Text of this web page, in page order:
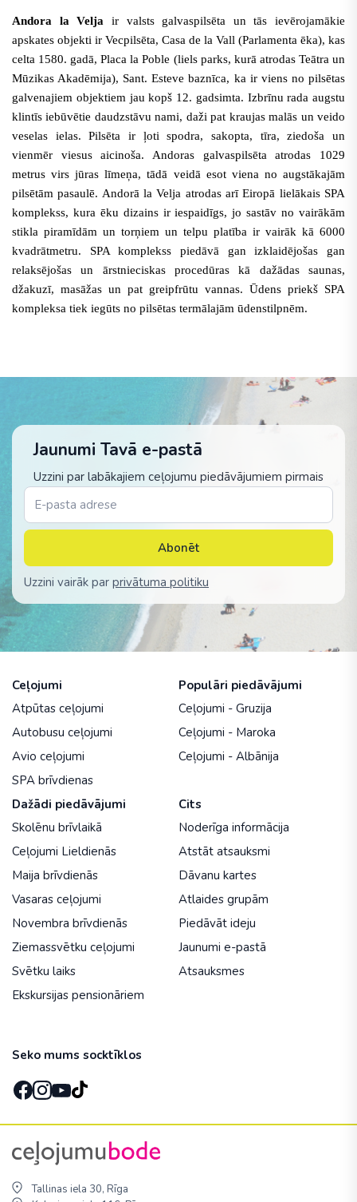
Andora la Velja ir valsts galvaspilsēta un tās ievērojamākie
apskates objekti ir Vecpilsēta, Casa de la Vall (Parlamenta ēka), kas
celta 1580. gadā, Placa la Poble (liels parks, kurā atrodas Teātra un
Mūzikas Akadēmija), Sant. Esteve baznīca, ka ir viens no pilsētas
galvenajiem objektiem jau kopš 12. gadsimta. Izbrīnu rada augstu
klintīs iebūvētie daudzstāvu nami, daži pat kraujas malās un veido
veselas ielas. Pilsēta ir ļoti spodra, sakopta, tīra, ziedoša un
vienmēr viesus aicinoša. Andoras galvaspilsēta atrodas 1029
metrus virs jūras līmeņa, tādā veidā esot viena no augstākajām
pilsētām pasaulē. Andorā la Velja atrodas arī Eiropā lielākais SPA
komplekss, kura ēku dizains ir iespaidīgs, jo sastāv no vairākām
stikla piramīdām un torņiem un telpu platība ir vairāk kā 6000
kvadrātmetru. SPA komplekss piedāvā gan izklaidējošas gan
relaksējošas un ārstnieciskas procedūras kā dažādas saunas,
džakuzī, masāžas un pat greipfrūtu vannas. Ūdens priekš SPA
kompleksa tiek iegūts no pilsētas termālajām ūdenstilpnēm.
Jaunumi Tavā e-pastā
Uzzini par labākajiem ceļojumu piedāvājumiem pirmais
Abonēt
Uzzini vairāk par privātuma politiku
Ceļojumi
Atpūtas ceļojumi
Autobusu ceļojumi
Avio ceļojumi
SPA brīvdienas
Populāri piedāvājumi
Ceļojumi - Gruzija
Ceļojumi - Maroka
Ceļojumi - Albānija
Dažādi piedāvājumi
Skolēnu brīvlaikā
Ceļojumi Lieldienās
Maija brīvdienās
Vasaras ceļojumi
Novembra brīvdienās
Ziemassvētku ceļojumi
Svētku laiks
Ekskursijas pensionāriem
Cits
Noderīga informācija
Atstāt atsauksmi
Dāvanu kartes
Atlaides grupām
Piedāvāt ideju
Jaunumi e-pastā
Atsauksmes
Seko mums socktīklos
Tallinas iela 30, Rīga